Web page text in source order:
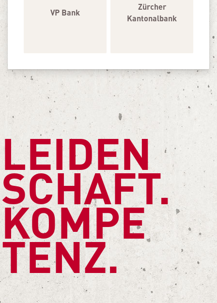
VP Bank
Zürcher
Kantonalbank
LEIDEN
SCHAFT.
KOMPE
TENZ.